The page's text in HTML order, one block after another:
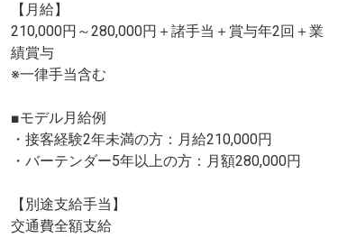
【月給】
210,000円～280,000円＋諸手当＋賞与年2回＋業
績賞与
※一律手当含む
■モデル月給例
・接客経験2年未満の方：月給210,000円
・バーテンダー5年以上の方：月額280,000円
【別途支給手当】
交通費全額支給